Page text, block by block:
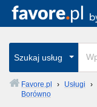
Szukaj usług
Favore.pl › Usługi ›
Borówno